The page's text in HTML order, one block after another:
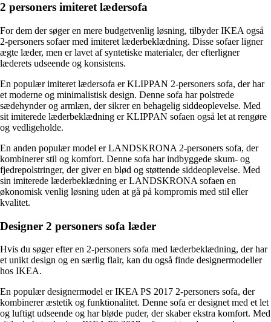
2 personers imiteret lædersofa
For dem der søger en mere budgetvenlig løsning, tilbyder IKEA også
2-personers sofaer med imiteret læderbeklædning. Disse sofaer ligner
ægte læder, men er lavet af syntetiske materialer, der efterligner
læderets udseende og konsistens.
En populær imiteret lædersofa er KLIPPAN 2-personers sofa, der har
et moderne og minimalistisk design. Denne sofa har polstrede
sædehynder og armlæn, der sikrer en behagelig siddeoplevelse. Med
sit imiterede læderbeklædning er KLIPPAN sofaen også let at rengøre
og vedligeholde.
En anden populær model er LANDSKRONA 2-personers sofa, der
kombinerer stil og komfort. Denne sofa har indbyggede skum- og
fjedrepolstringer, der giver en blød og støttende siddeoplevelse. Med
sin imiterede læderbeklædning er LANDSKRONA sofaen en
økonomisk venlig løsning uden at gå på kompromis med stil eller
kvalitet.
Designer 2 personers sofa læder
Hvis du søger efter en 2-personers sofa med læderbeklædning, der har
et unikt design og en særlig flair, kan du også finde designermodeller
hos IKEA.
En populær designermodel er IKEA PS 2017 2-personers sofa, der
kombinerer æstetik og funktionalitet. Denne sofa er designet med et let
og luftigt udseende og har bløde puder, der skaber ekstra komfort. Med